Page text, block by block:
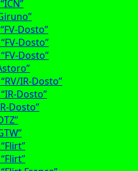
Dosto”
Dosto”
Dosto”
IR-Dosto”
Dosto”
Dosto”